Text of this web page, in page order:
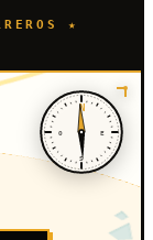
★
N
E
S
O